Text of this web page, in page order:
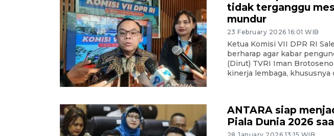
tidak terganggu
mundur
23 February 2026 16:01 WIB
Ketua Komisi VII DPR RI
berharap agar kabar
(Dirut) TVRI Iman
kinerja lembaga, khususnya
ANTARA siap
Piala Dunia 2026